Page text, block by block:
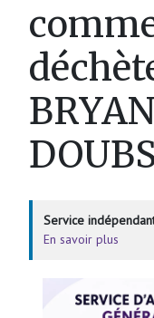
Service
En savoir plus